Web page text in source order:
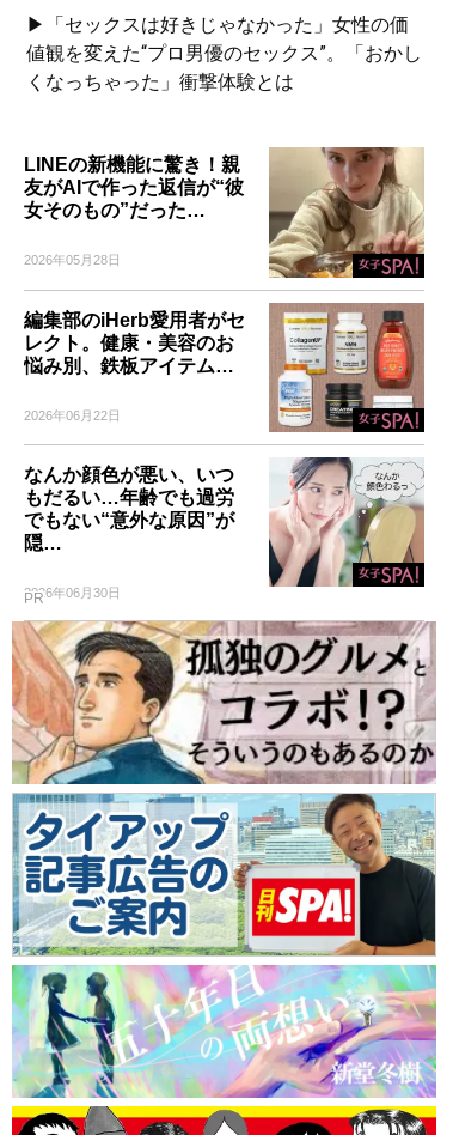
▶「セックスは好きじゃなかった」女性の価
値観を変えた“プロ男優のセックス”。「おかし
くなっちゃった」衝撃体験とは
LINEの新機能に驚き！親
友がAIで作った返信が“彼
女そのもの”だった…
2026年05月28日
編集部のiHerb愛用者がセ
レクト。健康・美容のお
悩み別、鉄板アイテム…
2026年06月22日
なんか顔色が悪い、いつ
もだるい…年齢でも過労
でもない“意外な原因”が
隠…
2026年06月30日
PR